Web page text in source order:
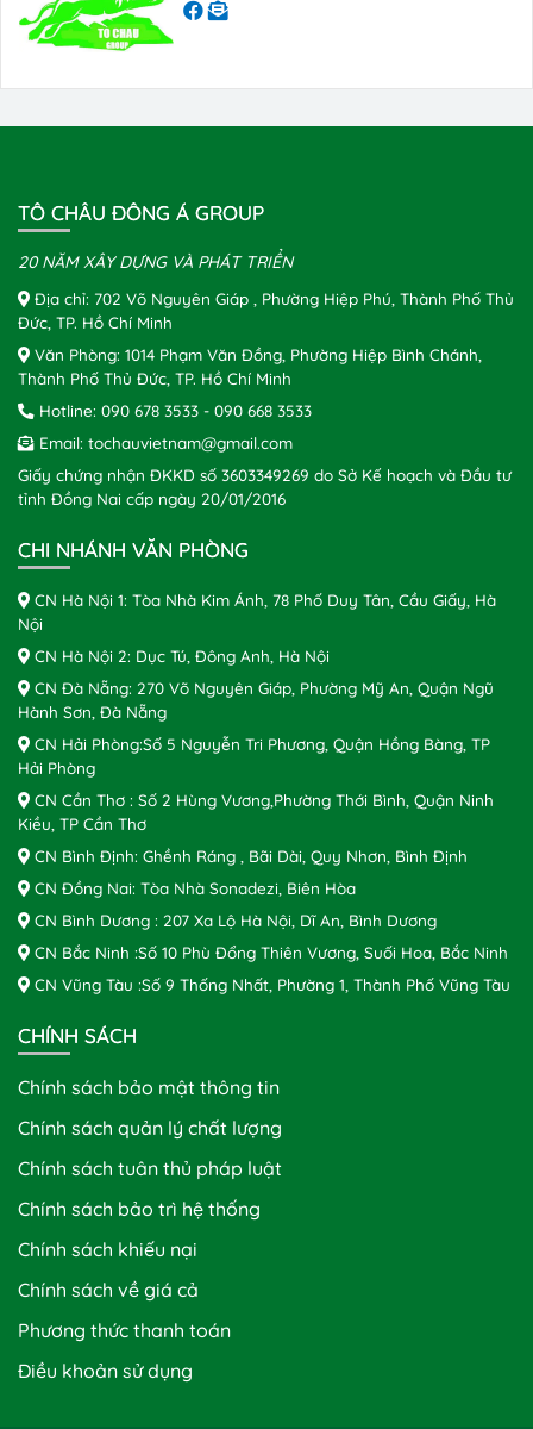
TÔ CHÂU ĐÔNG Á GROUP
20 NĂM XÂY DỰNG VÀ PHÁT TRIỂN
Địa chỉ: 702 Võ Nguyên Giáp , Phường Hiệp Phú, Thành Phố Thủ
Đức, TP. Hồ Chí Minh
Văn Phòng: 1014 Phạm Văn Đồng, Phường Hiệp Bình Chánh,
Thành Phố Thủ Đức, TP. Hồ Chí Minh
Hotline: 090 678 3533 - 090 668 3533
Email: tochauvietnam@gmail.com
Giấy chứng nhận ĐKKD số 3603349269 do Sở Kế hoạch và Đầu tư
tỉnh Đồng Nai cấp ngày 20/01/2016
CHI NHÁNH VĂN PHÒNG
CN Hà Nội 1: Tòa Nhà Kim Ánh, 78 Phố Duy Tân, Cầu Giấy, Hà
Nội
CN Hà Nội 2: Dục Tú, Đông Anh, Hà Nội
CN Đà Nẵng: 270 Võ Nguyên Giáp, Phường Mỹ An, Quận Ngũ
Hành Sơn, Đà Nẵng
CN Hải Phòng:Số 5 Nguyễn Tri Phương, Quận Hồng Bàng, TP
Hải Phòng
CN Cần Thơ : Số 2 Hùng Vương,Phường Thới Bình, Quận Ninh
Kiều, TP Cần Thơ
CN Bình Định: Ghềnh Ráng , Bãi Dài, Quy Nhơn, Bình Định
CN Đồng Nai: Tòa Nhà Sonadezi, Biên Hòa
CN Bình Dương : 207 Xa Lộ Hà Nội, Dĩ An, Bình Dương
CN Bắc Ninh :Số 10 Phù Đổng Thiên Vương, Suối Hoa, Bắc Ninh
CN Vũng Tàu :Số 9 Thống Nhất, Phường 1, Thành Phố Vũng Tàu
CHÍNH SÁCH
Chính sách bảo mật thông tin
Chính sách quản lý chất lượng
Chính sách tuân thủ pháp luật
Chính sách bảo trì hệ thống
Chính sách khiếu nại
Chính sách về giá cả
Phương thức thanh toán
Điều khoản sử dụng